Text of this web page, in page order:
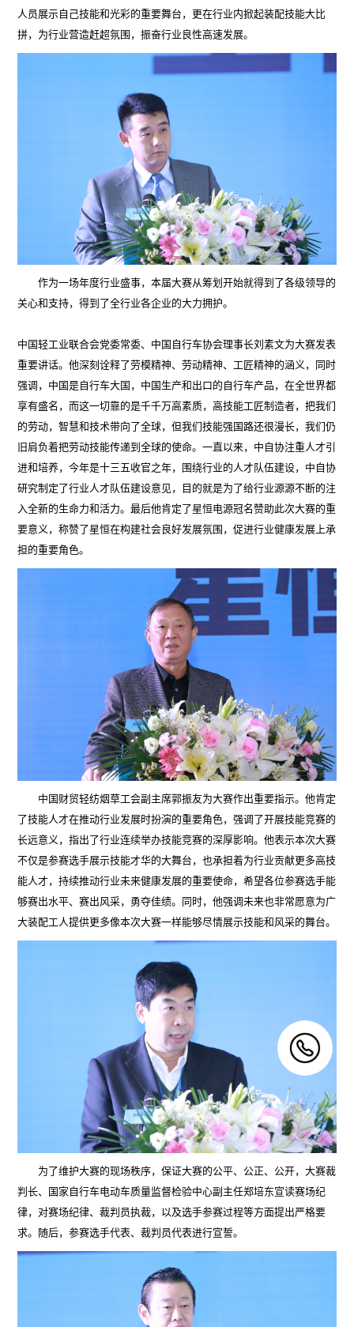
人员展示自己技能和光彩的重要舞台，更在行业内掀起装配技能大比
拼，为行业营造赶超氛围，振奋行业良性高速发展。
作为一场年度行业盛事，本届大赛从筹划开始就得到了各级领导的
关心和支持，得到了全行业各企业的大力拥护。
中国轻工业联合会党委常委、中国自行车协会理事长刘素文为大赛发表
重要讲话。他深刻诠释了劳模精神、劳动精神、工匠精神的涵义，同时
强调，中国是自行车大国，中国生产和出口的自行车产品，在全世界都
享有盛名，而这一切靠的是千千万高素质，高技能工匠制造者，把我们
的劳动，智慧和技术带向了全球，但我们技能强国路还很漫长，我们仍
旧肩负着把劳动技能传递到全球的使命。一直以来，中自协注重人才引
进和培养，今年是十三五收官之年，围绕行业的人才队伍建设，中自协
研究制定了行业人才队伍建设意见，目的就是为了给行业源源不断的注
入全新的生命力和活力。最后他肯定了星恒电源冠名赞助此次大赛的重
要意义，称赞了星恒在构建社会良好发展氛围，促进行业健康发展上承
担的重要角色。
中国财贸轻纺烟草工会副主席郭振友为大赛作出重要指示。他肯定
了技能人才在推动行业发展时扮演的重要角色，强调了开展技能竞赛的
长远意义，指出了行业连续举办技能竞赛的深厚影响。他表示本次大赛
不仅是参赛选手展示技能才华的大舞台，也承担着为行业贡献更多高技
能人才，持续推动行业未来健康发展的重要使命，希望各位参赛选手能
够赛出水平、赛出风采，勇夺佳绩。同时，他强调未来也非常愿意为广
大装配工人提供更多像本次大赛一样能够尽情展示技能和风采的舞台。
为了维护大赛的现场秩序，保证大赛的公平、公正、公开，大赛裁
判长、国家自行车电动车质量监督检验中心副主任郑培东宣读赛场纪
律，对赛场纪律、裁判员执裁，以及选手参赛过程等方面提出严格要
求。随后，参赛选手代表、裁判员代表进行宣誓。